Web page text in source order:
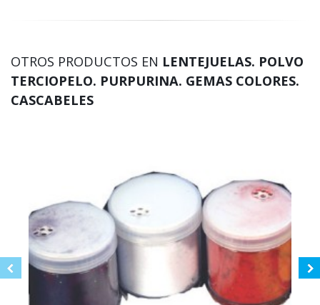
OTROS PRODUCTOS EN LENTEJUELAS. POLVO
TERCIOPELO. PURPURINA. GEMAS COLORES.
CASCABELES